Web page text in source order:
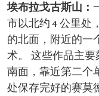
埃布拉戈古斯山：
市以北约 4 公里处
的北面，附近的一
术。 这些作品主
南面，靠近第二个
处保存完好的赛莫